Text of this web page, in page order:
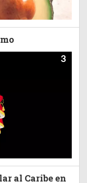
3
al Caribe en